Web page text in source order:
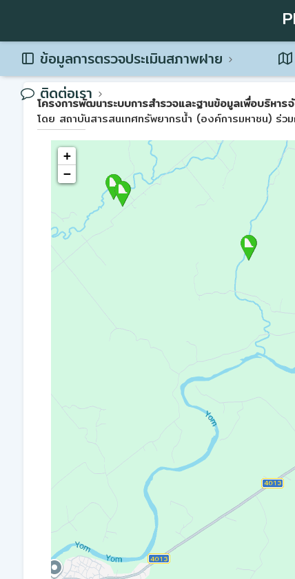
ข้อมูลการตรวจประเมินสภาพฝาย
ติดต่อเรา
โครงการพัฒนาระบบการสำรวจและฐานข้อมูลเพื่อบริหา
โดย สถาบันสารสนเทศทรัพยากรน้ำ (องค์การมหาชน) ร่ว
+
−